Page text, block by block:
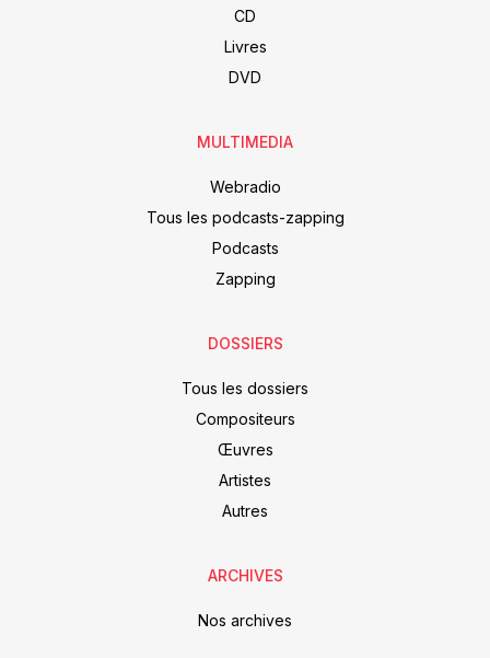
CD
Livres
DVD
MULTIMEDIA
Webradio
Tous les podcasts-zapping
Podcasts
Zapping
DOSSIERS
Tous les dossiers
Compositeurs
Œuvres
Artistes
Autres
ARCHIVES
Nos archives